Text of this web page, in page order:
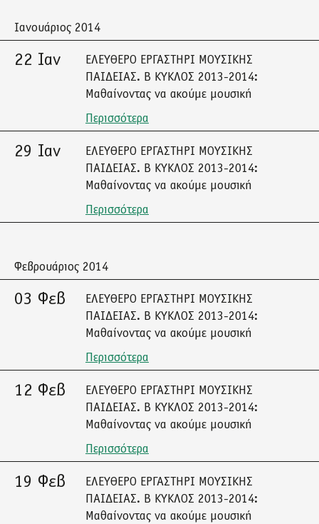
Ιανουάριος 2014
22 Ιαν
ΕΛΕΥΘΕΡΟ ΕΡΓΑΣΤΗΡΙ ΜΟΥΣΙΚΗΣ
ΠΑΙΔΕΙΑΣ. Β ΚΥΚΛΟΣ 2013-2014:
Μαθαίνοντας να ακούμε μουσική
Περισσότερα
29 Ιαν
ΕΛΕΥΘΕΡΟ ΕΡΓΑΣΤΗΡΙ ΜΟΥΣΙΚΗΣ
ΠΑΙΔΕΙΑΣ. Β ΚΥΚΛΟΣ 2013-2014:
Μαθαίνοντας να ακούμε μουσική
Περισσότερα
Φεβρουάριος 2014
03 Φεβ
ΕΛΕΥΘΕΡΟ ΕΡΓΑΣΤΗΡΙ ΜΟΥΣΙΚΗΣ
ΠΑΙΔΕΙΑΣ. Β ΚΥΚΛΟΣ 2013-2014:
Μαθαίνοντας να ακούμε μουσική
Περισσότερα
12 Φεβ
ΕΛΕΥΘΕΡΟ ΕΡΓΑΣΤΗΡΙ ΜΟΥΣΙΚΗΣ
ΠΑΙΔΕΙΑΣ. Β ΚΥΚΛΟΣ 2013-2014:
Μαθαίνοντας να ακούμε μουσική
Περισσότερα
19 Φεβ
ΕΛΕΥΘΕΡΟ ΕΡΓΑΣΤΗΡΙ ΜΟΥΣΙΚΗΣ
ΠΑΙΔΕΙΑΣ. Β ΚΥΚΛΟΣ 2013-2014:
Μαθαίνοντας να ακούμε μουσική